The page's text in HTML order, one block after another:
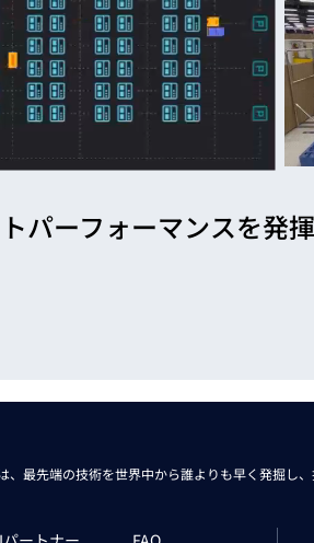
パーフォーマンスを発揮
、最先端の技術を世界中から誰よりも早く発掘し